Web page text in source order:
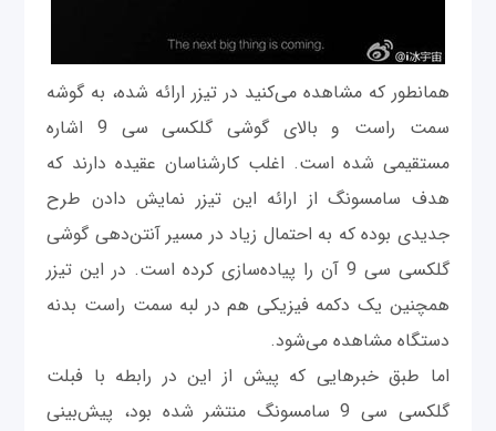
همانطور که مشاهده می‌کنید در تیزر ارائه شده، به گوشه
سمت راست و بالای گوشی گلکسی سی 9 اشاره
مستقیمی شده است. اغلب کارشناسان عقیده دارند که
هدف سامسونگ از ارائه این تیزر نمایش دادن طرح
جدیدی بوده که به احتمال زیاد در مسیر آنتن‌دهی گوشی
گلکسی سی 9 آن را پیاده‌سازی کرده است. در این تیزر
همچنین یک دکمه فیزیکی هم در لبه سمت راست بدنه
دستگاه مشاهده می‌شود.
اما طبق خبرهایی که پیش از این در رابطه با فبلت
گلکسی سی 9 سامسونگ منتشر شده بود، پیش‌بینی